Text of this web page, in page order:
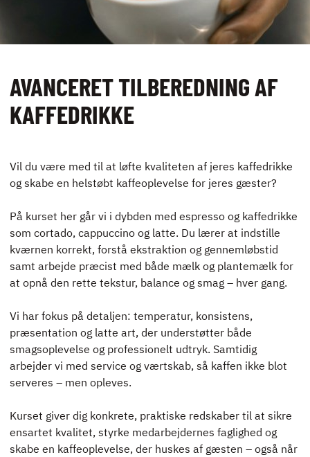
EVENTS
KURSER
KONTAKT
NYHEDER
JOBBØRS
FOR VIRKSOMHEDER
ELEVINTRA (LOGIN)
TIDLIGERE ELEV
ENGLISH
AVANCERET TILBEREDNING AF
KAFFEDRIKKE
Vil du være med til at løfte kvaliteten af jeres kaffedrikke
og skabe en helstøbt kaffeoplevelse for jeres gæster?
På kurset her går vi i dybden med espresso og kaffedrikke
som cortado, cappuccino og latte. Du lærer at indstille
kværnen korrekt, forstå ekstraktion og gennemløbstid
samt arbejde præcist med både mælk og plantemælk for
at opnå den rette tekstur, balance og smag – hver gang.
Vi har fokus på detaljen: temperatur, konsistens,
præsentation og latte art, der understøtter både
smagsoplevelse og professionelt udtryk. Samtidig
arbejder vi med service og værtskab, så kaffen ikke blot
serveres – men opleves.
Kurset giver dig konkrete, praktiske redskaber til at sikre
ensartet kvalitet, styrke medarbejdernes faglighed og
skabe en kaffeoplevelse, der huskes af gæsten – også når